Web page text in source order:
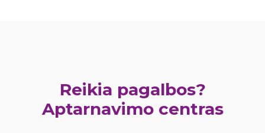
Reikia pagalbos?
Aptarnavimo centras